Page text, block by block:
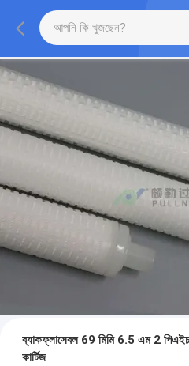
ব্যাকফ্লাসেবল 69 মিমি 6.5 এম 2
কার্টিজ